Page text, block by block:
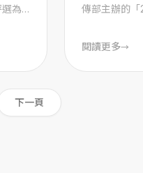
為
傳部主辦的
將在廣 ...
閱讀更多→
下一頁